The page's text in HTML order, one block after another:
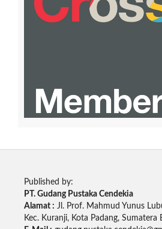
Published by:
PT. Gudang Pustaka Cendekia
Alamat : Jl. Prof. Mahmud Yunus
Kec. Kuranji, Kota Padang, Sumatera